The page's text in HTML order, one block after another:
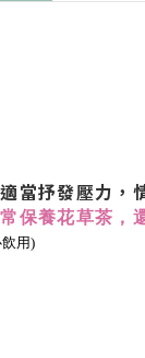
當抒發壓力，
保養花草茶，
用)